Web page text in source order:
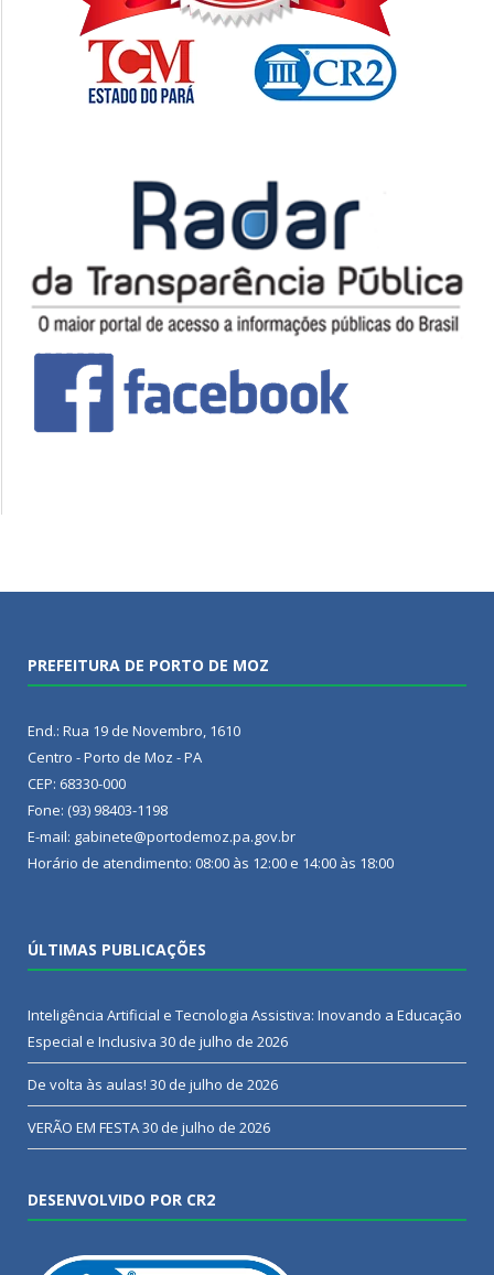
PREFEITURA DE PORTO DE MOZ
End.: Rua 19 de Novembro, 1610
Centro - Porto de Moz - PA
CEP: 68330-000
Fone: (93) 98403-1198
E-mail: gabinete@portodemoz.pa.gov.br
Horário de atendimento: 08:00 às 12:00 e 14:00 às 18:00
ÚLTIMAS PUBLICAÇÕES
Inteligência Artificial e Tecnologia Assistiva: Inovando a Educação
Especial e Inclusiva 30 de julho de 2026
De volta às aulas! 30 de julho de 2026
VERÃO EM FESTA30 de julho de 2026
DESENVOLVIDO POR CR2